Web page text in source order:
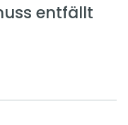
entfällt